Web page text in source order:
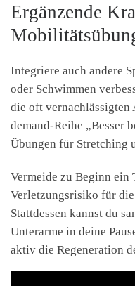
Ergänzende
Integriere auch andere
oder Schwimmen
die oft vernachlässigten
demand-Reihe „Besser
Übungen für Stretching
Vermeide zu Beginn ein
Verletzungsrisiko für
Stattdessen kannst du
Unterarme in deine
aktiv die Regeneration